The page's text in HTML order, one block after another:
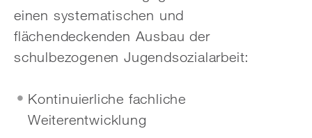
einen systematischen und
flächendeckenden Ausbau der
schulbezogenen Jugendsozialarbeit:
Kontinuierliche fachliche
Weiterentwicklung